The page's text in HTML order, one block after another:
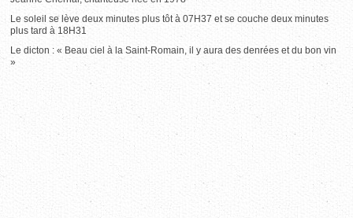
Le soleil se lève deux minutes plus tôt à 07H37 et se couche deux minutes
plus tard à 18H31
Le dicton : « Beau ciel à la Saint-Romain, il y aura des denrées et du bon vin
»